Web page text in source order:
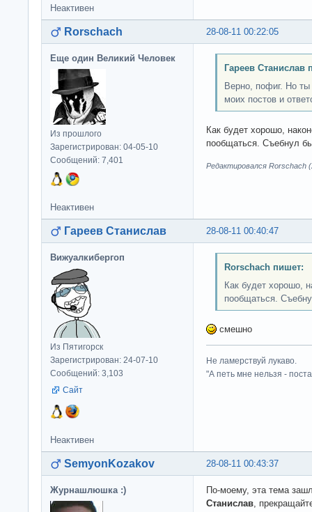
Неактивен
28-08-11 00:22:05
Rorschach
Еще один Великий Человек
Из прошлого
Зарегистрирован: 04-05-10
Сообщений: 7,401
Гареев Станислав
Верно, пофиг. Но
моих постов и
Как будет хорошо,
пообщаться. Съебнул
Редактировался Rorschach
Неактивен
28-08-11 00:40:47
Гареев Станислав
Вижуалкибергоп
Из Пятигорск
Зарегистрирован: 24-07-10
Сообщений: 3,103
Сайт
Rorschach пишет:
Как будет хорошо,
пообщаться.
смешно
Не ламерствуй лукаво.
"А петь мне нельзя -
Неактивен
28-08-11 00:43:37
SemyonKozakov
Журнашлюшка :)
По-моему, эта тема
Станислав,